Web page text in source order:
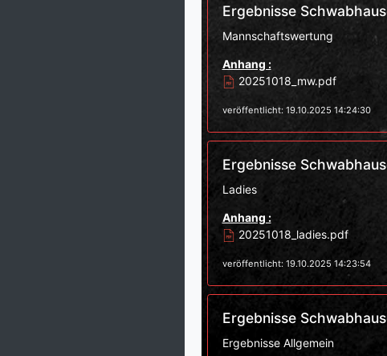
Ergebnisse
Mannschaftswertung
Anhang :
20251018_mw.pdf
veröffentlicht: 19.10.2025 14:24:30
Ergebnisse
Ladies
Anhang :
20251018_ladies.pdf
veröffentlicht: 19.10.2025 14:23:54
Ergebnisse
Ergebnisse Allgemein